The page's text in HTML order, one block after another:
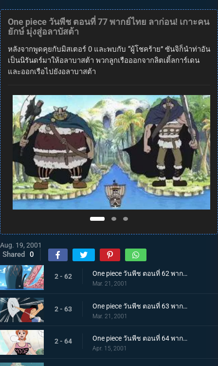
One piece วันพีช ตอนที่ 77 พากย์ไทย ลาก่อน! เกาะคน
ยักษ์ มุ่งสู่อลาบัสต้า
หลังจากพูดคุยกับมิสเตอร์ 0 และพบกับ “ผู้โชคร้าย” ซันจิก็นำท่าอัน
เป็นนิรันดร์มาให้อลาบาสต้า พวกลูกเรือออกจากลิตเติ้ลการ์เดน
และออกเรือไปยังอลาบาสต้า
Aug. 19, 2001
Shared 0
2 - 62 One piece วันพีช ตอนที่ 62 พากย์ไทย ปราการด่านแรก ปลาวาฬยักษ์ลาบูนปรากฏตัว
Mar. 21, 2001
2 - 63 One piece วันพีช ตอนที่ 63 พากย์ไทย คำสัญญาลูกผู้ชาย คำสาบานระหว่างลูฟี่กับปลาวาฬ
Mar. 21, 2001
2 - 64 One piece วันพีช ตอนที่ 64 พากย์ไทย เมืองแห่งการต้อนรับโจรสลัด ขึ้นฝั่งที่วิสกี้พีก
Apr. 15, 2001